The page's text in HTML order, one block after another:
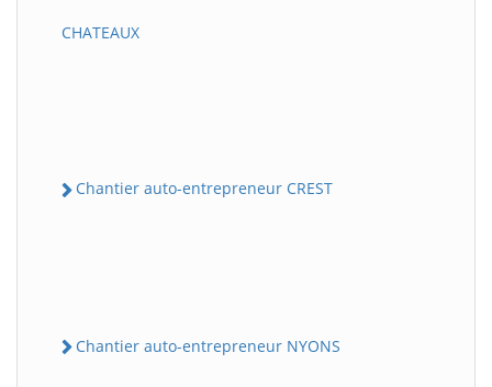
CHATEAUX
Chantier auto-entrepreneur CREST
Chantier auto-entrepreneur NYONS